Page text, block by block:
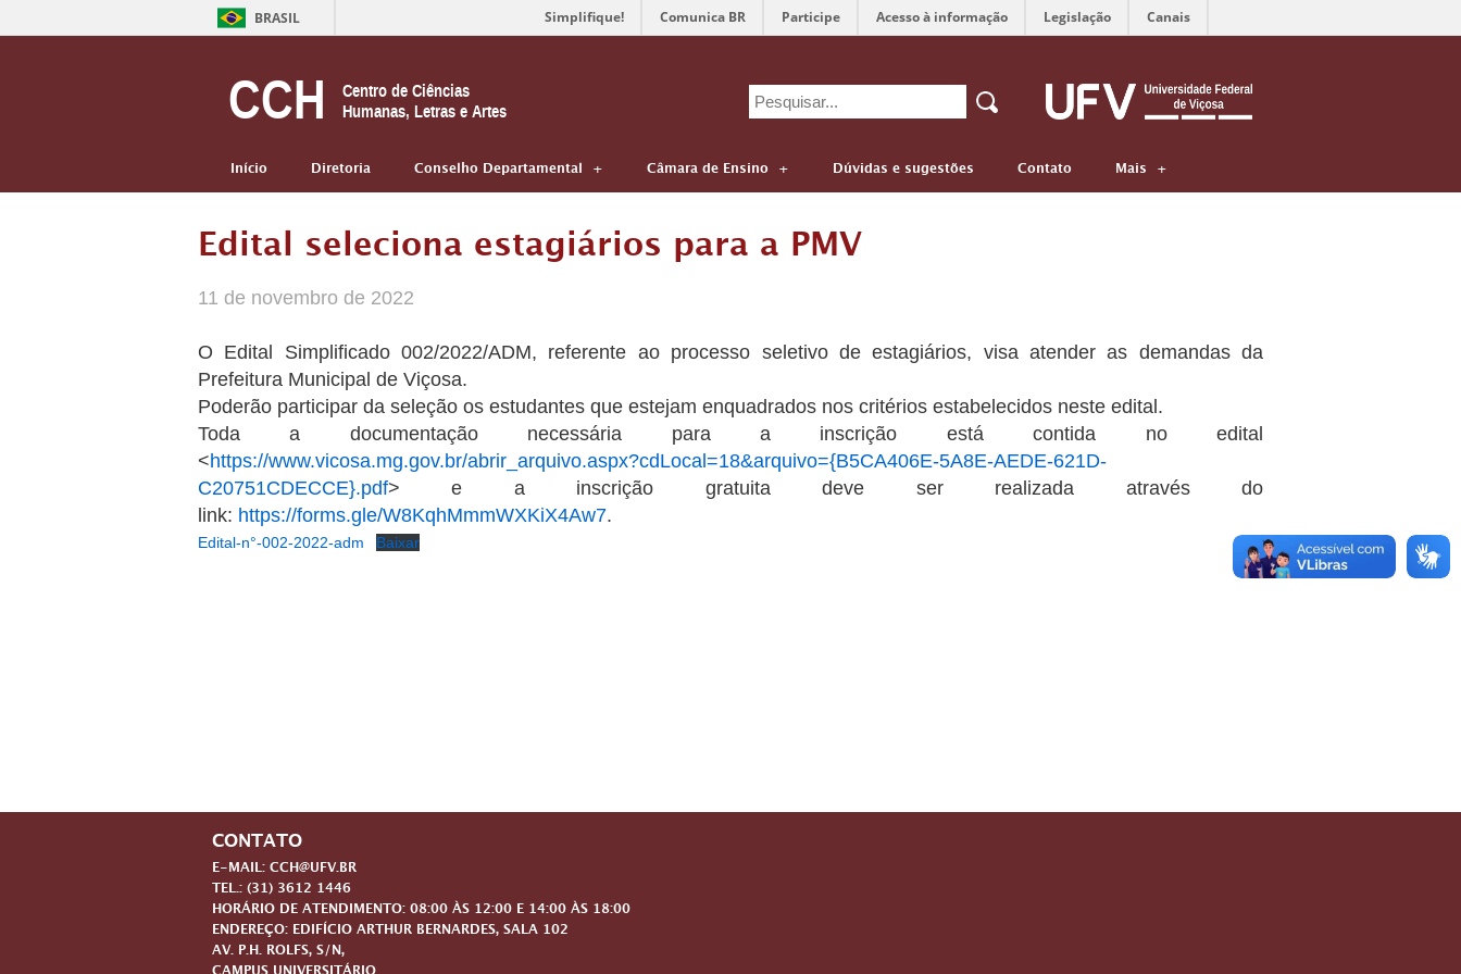
BRASIL Simplifique! Comunica BR Participe Acesso à informação Legislação Canais
CCH
Centro de Ciências
Humanas, Letras e Artes
Search
for:
Início Diretoria Conselho Departamental Câmara de Ensino Dúvidas e sugestões Contato Mais
Edital seleciona estagiários para a PMV
11 de novembro de 2022
O Edital Simplificado 002/2022/ADM, referente ao processo seletivo de estagiários, visa atender as demandas da
Prefeitura Municipal de Viçosa.
Poderão participar da seleção os estudantes que estejam enquadrados nos critérios estabelecidos neste edital.
Toda a documentação necessária para a inscrição está contida no edital
<https://www.vicosa.mg.gov.br/abrir_arquivo.aspx?cdLocal=18&arquivo={B5CA406E-5A8E-AEDE-621D-
C20751CDECCE}.pdf> e a inscrição gratuita deve ser realizada através do
link: https://forms.gle/W8KqhMmmWXKiX4Aw7.
Edital-n°-002-2022-adm Baixar
CONTATO
E-MAIL: CCH@UFV.BR
TEL.: (31) 3612 1446
HORÁRIO DE ATENDIMENTO: 08:00 ÀS 12:00 E 14:00 ÀS 18:00
ENDEREÇO: EDIFÍCIO ARTHUR BERNARDES, SALA 102
AV. P.H. ROLFS, S/N,